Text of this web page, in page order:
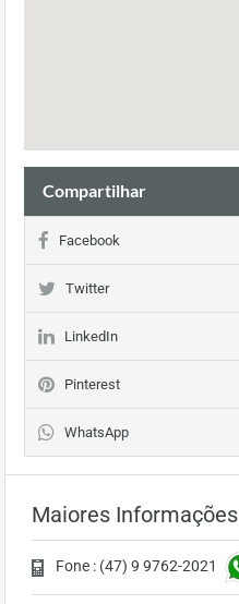
Compartilhar
Facebook
Twitter
LinkedIn
Pinterest
WhatsApp
Maiores Informações
Fone : (47) 9 9762-2021